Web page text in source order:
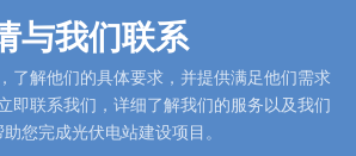
与我们联系
了解他们的具体要求，并提供满足他们需求
即联系我们，详细了解我们的服务以及我们
您完成光伏电站建设项目。